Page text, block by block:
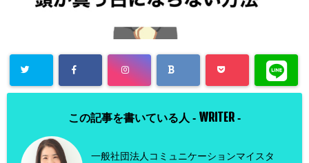
この記事を書いている人 - WRITER -
一般社団法人コミュニケーションマイスタ